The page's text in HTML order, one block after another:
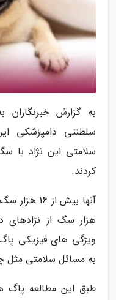
سلطنتی دامپزشکی
سلامتی این نژاد با
کردند.
هزار سگ از نژادهای
ویژگی های فیزیکی پاگ
به مسائل سلامتی مثل
طبق این مطالعه پاگ